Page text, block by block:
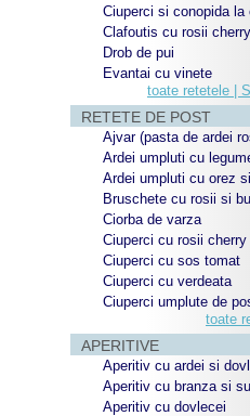
Ciuperci si conopida la
Clafoutis cu rosii cherry
Drob de pui
Evantai cu vinete
toate retetele |
RETETE DE POST
Ajvar (pasta de ardei
Ardei umpluti cu
Ardei umpluti cu orez
Bruschete cu rosii si
Ciorba de varza
Ciuperci cu rosii cherry
Ciuperci cu sos tomat
Ciuperci cu verdeata
Ciuperci umplute de
toate
APERITIVE
Aperitiv cu ardei si
Aperitiv cu branza si
Aperitiv cu dovlecei